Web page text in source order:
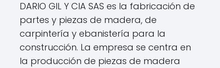
DARIO GIL Y CIA SAS es la fabricación de
partes y piezas de madera, de
carpintería y ebanistería para la
construcción. La empresa se centra en
la producción de piezas de madera